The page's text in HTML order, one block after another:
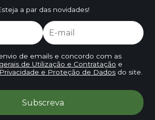
a par das novidades!
de emails e concordo com as
de Utilização e Contratação e
e Proteção de Dadosdo site.